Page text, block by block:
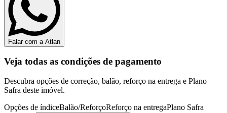
Falar com a Atlan
Veja todas as condições de pagamento
Descubra opções de correção, balão, reforço na entrega e Plano
Safra deste imóvel.
Opções de índiceBalão/ReforçoReforço na entregaPlano Safra